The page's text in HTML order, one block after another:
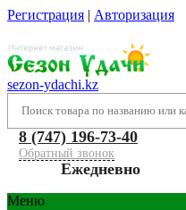
Регистрация | Авторизация
sezon-ydachi.kz
8 (747) 196-73-40
Обратный звонок
Ежедневно
Меню